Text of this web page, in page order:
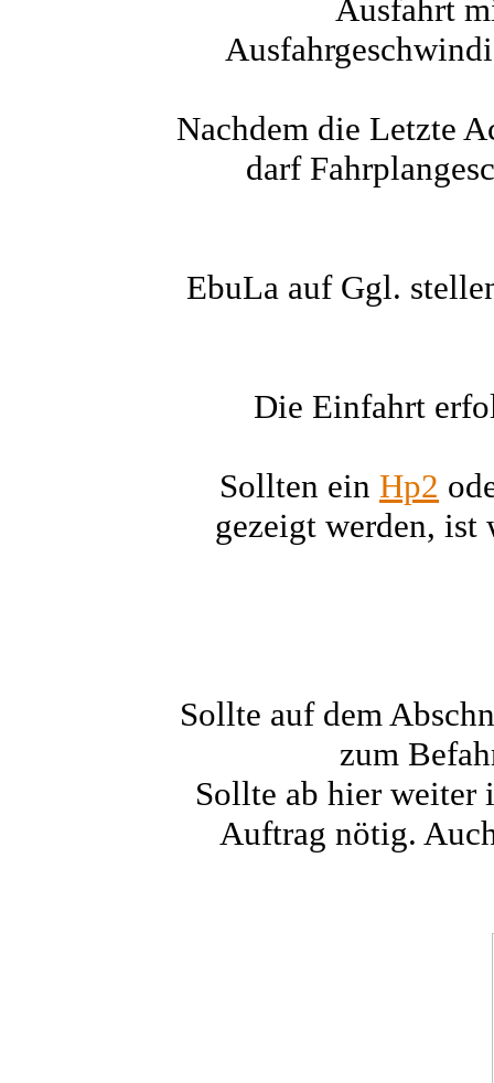
Ausfahrt
Nachdem die Letzte
darf
EbuLa auf Ggl.
Die Einfahrt
Sollten ein Hp2
gezeigt werden, ist
Sollte auf dem
zum
Sollte ab hier weiter
Auftrag nötig.